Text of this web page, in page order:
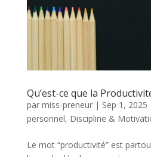
Qu’est-ce que la
par miss-preneur| Sep 1, 2025
personnel, Discipline &
Le mot “productivité” est